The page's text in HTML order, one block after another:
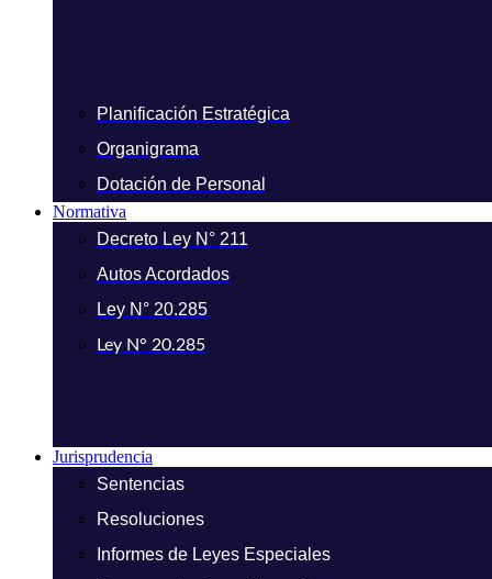
Planificación Estratégica
Organigrama
Dotación de Personal
Normativa
Decreto Ley N° 211
Autos Acordados
Ley N° 20.285
Ley N° 20.285
Jurisprudencia
Sentencias
Resoluciones
Informes de Leyes Especiales